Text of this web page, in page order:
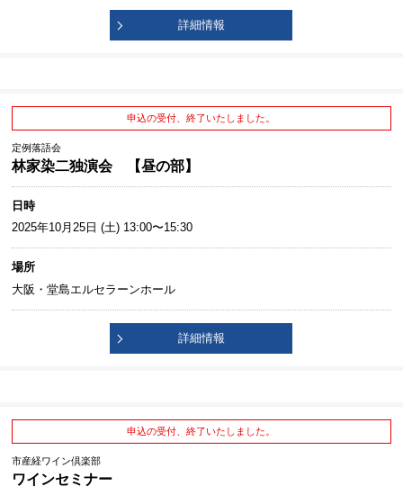
詳細情報
申込の受付、終了いたしました。
定例落語会
林家染二独演会 【昼の部】
日時
2025年10月25日 (土) 13:00〜15:30
場所
大阪・堂島エルセラーンホール
詳細情報
申込の受付、終了いたしました。
市産経ワイン倶楽部
ワインセミナー